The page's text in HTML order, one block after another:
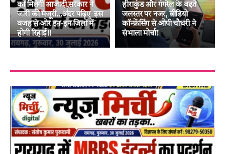
को मिलेगी आजादी,सरकार ने
जारी की मंजूरी…अंदर पढ़िए इस
वजह से ओर इन-इन जिलों में
होगी रिहाई!!
हीराकुंड और गंगरेल के बढ़ते
जलस्तर पर नजर, वीडियो
कॉन्फ्रेंसिंग से ओपी चौधरी ने
संभाला मोर्चा!